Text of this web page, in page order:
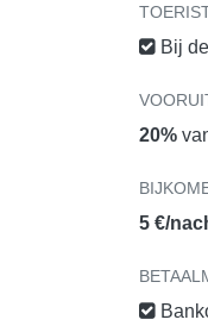
Bij
20%
5 €/